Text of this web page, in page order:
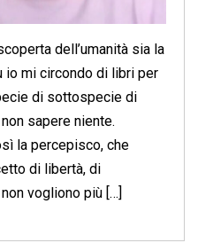
dell’umanità sia la
io mi circondo di libri per
di sottospecie di
sapere niente.
la percepisco, che
di libertà, di
vogliono più […]